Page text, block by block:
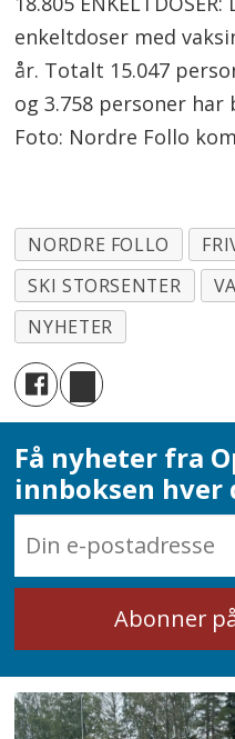
enkeltdoser med
år. Totalt 15.047
og 3.758 personer
Foto: Nordre Follo
NORDRE FOLLO
SKI STORSENTER
NYHETER
Få nyheter fra
innboksen hver